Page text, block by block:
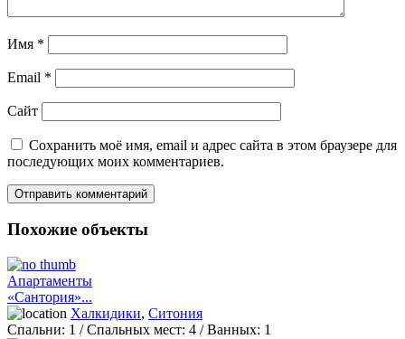
Имя *
Email *
Сайт
Сохранить моё имя, email и адрес сайта в этом браузере для
последующих моих комментариев.
Похожие объекты
Апартаменты
«Сантория»...
Халкидики, Ситония
Спальни: 1 / Спальных мест: 4 /Ванных: 1